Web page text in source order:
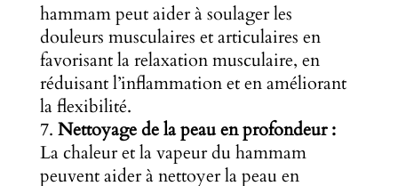
hammam peut aider à soulager les
douleurs musculaires et articulaires en
favorisant la relaxation musculaire, en
réduisant l’inflammation et en améliorant
la flexibilité.
Nettoyage de la peau en profondeur :
La chaleur et la vapeur du hammam
peuvent aider à nettoyer la peau en